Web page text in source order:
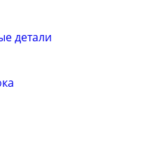
детали